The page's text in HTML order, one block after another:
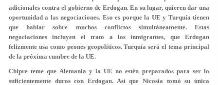
adicionales contra el gobierno de Erdogan. En su lugar, quieren dar una
oportunidad a las negociaciones. Eso es porque la UE y Turquía tienen
que hablar sobre muchos conflictos simultáneamente. Estas
negociaciones incluyen el trato a los inmigrantes, que Erdogan
felizmente usa como peones geopolíticos. Turquía será el tema principal
de la próxima cumbre de la UE.
Chipre teme que Alemania y la UE no estén preparados para ser lo
suficientemente duros con Erdogan. Así que Nicosia tomó su única